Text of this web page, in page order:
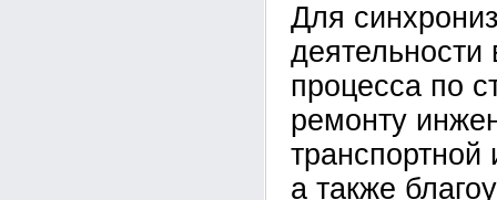
Для
деятельности
процесса по
ремонту
транспортной
а также